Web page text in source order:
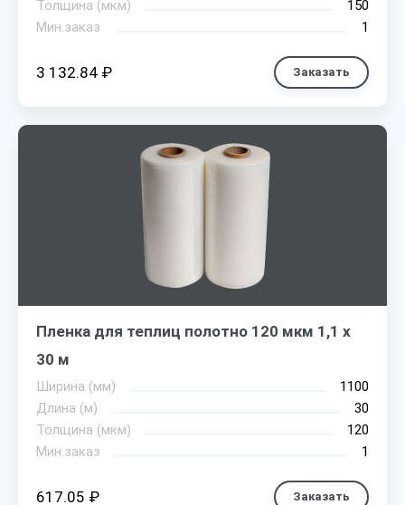
Толщина (мкм)
150
Мин.заказ
1
3 132.84 ₽ Заказать
Пленка для теплиц полотно 120 мкм 1,1 х
30 м
Ширина (мм)
1100
Длина (м)
30
Толщина (мкм)
120
Мин.заказ
1
617.05 ₽ Заказать